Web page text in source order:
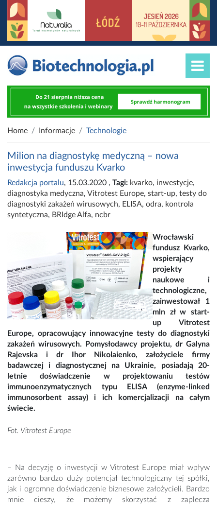
Home Informacje Technologie
Milion na diagnostykę medyczną – nowa
inwestycja funduszu Kvarko
Redakcja portalu, 15.03.2020 , Tagi: kvarko, inwestycje,
diagnostyka medyczna, Vitrotest Europe, start-up, testy do
diagnostyki zakażeń wirusowych, ELISA, odra, kontrola
syntetyczna, BRIdge Alfa, ncbr
Wrocławski
fundusz Kvarko,
wspierający
projekty
naukowe i
technologiczne,
zainwestował 1
mln zł w start-
up Vitrotest
Europe, opracowujący innowacyjne testy do diagnostyki
zakażeń wirusowych. Pomysłodawcy projektu, dr Galyna
Rajevska i dr Ihor Nikolaienko, założyciele firmy
badawczej i diagnostycznej na Ukrainie, posiadają 20-
letnie doświadczenie w projektowaniu testów
immunoenzymatycznych typu ELISA (enzyme-linked
immunosorbent assay) i ich komercjalizacji na całym
świecie.
Fot. Vitrotest Europe
– Na decyzję o inwestycji w Vitrotest Europe miał wpływ
zarówno bardzo duży potencjał technologiczny tej spółki,
jak i ogromne doświadczenie biznesowe założycieli. Bardzo
mnie cieszy, że możemy skorzystać z zaplecza